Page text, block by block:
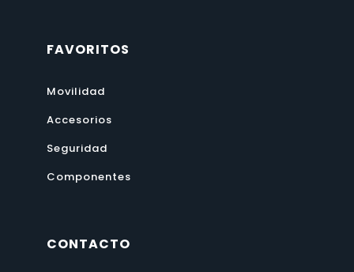
FAVORITOS
Movilidad
Accesorios
Seguridad
Componentes
CONTACTO